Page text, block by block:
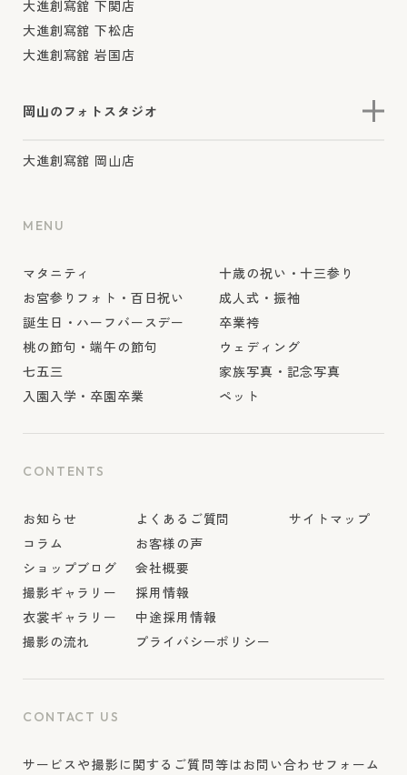
大進創寫舘 下関店
大進創寫舘 下松店
大進創寫舘 岩国店
岡山のフォトスタジオ
大進創寫舘 岡山店
MENU
マタニティ
お宮参りフォト・百日祝い
誕生日・ハーフバースデー
桃の節句・端午の節句
七五三
入園入学・卒園卒業
十歳の祝い・十三参り
成人式・振袖
卒業袴
ウェディング
家族写真・記念写真
ペット
CONTENTS
お知らせ
コラム
ショップブログ
撮影ギャラリー
衣裳ギャラリー
撮影の流れ
よくあるご質問
お客様の声
会社概要
採用情報
中途採用情報
プライバシーポリシー
サイトマップ
CONTACT US
サービスや撮影に関するご質問等はお問い合わせフォーム